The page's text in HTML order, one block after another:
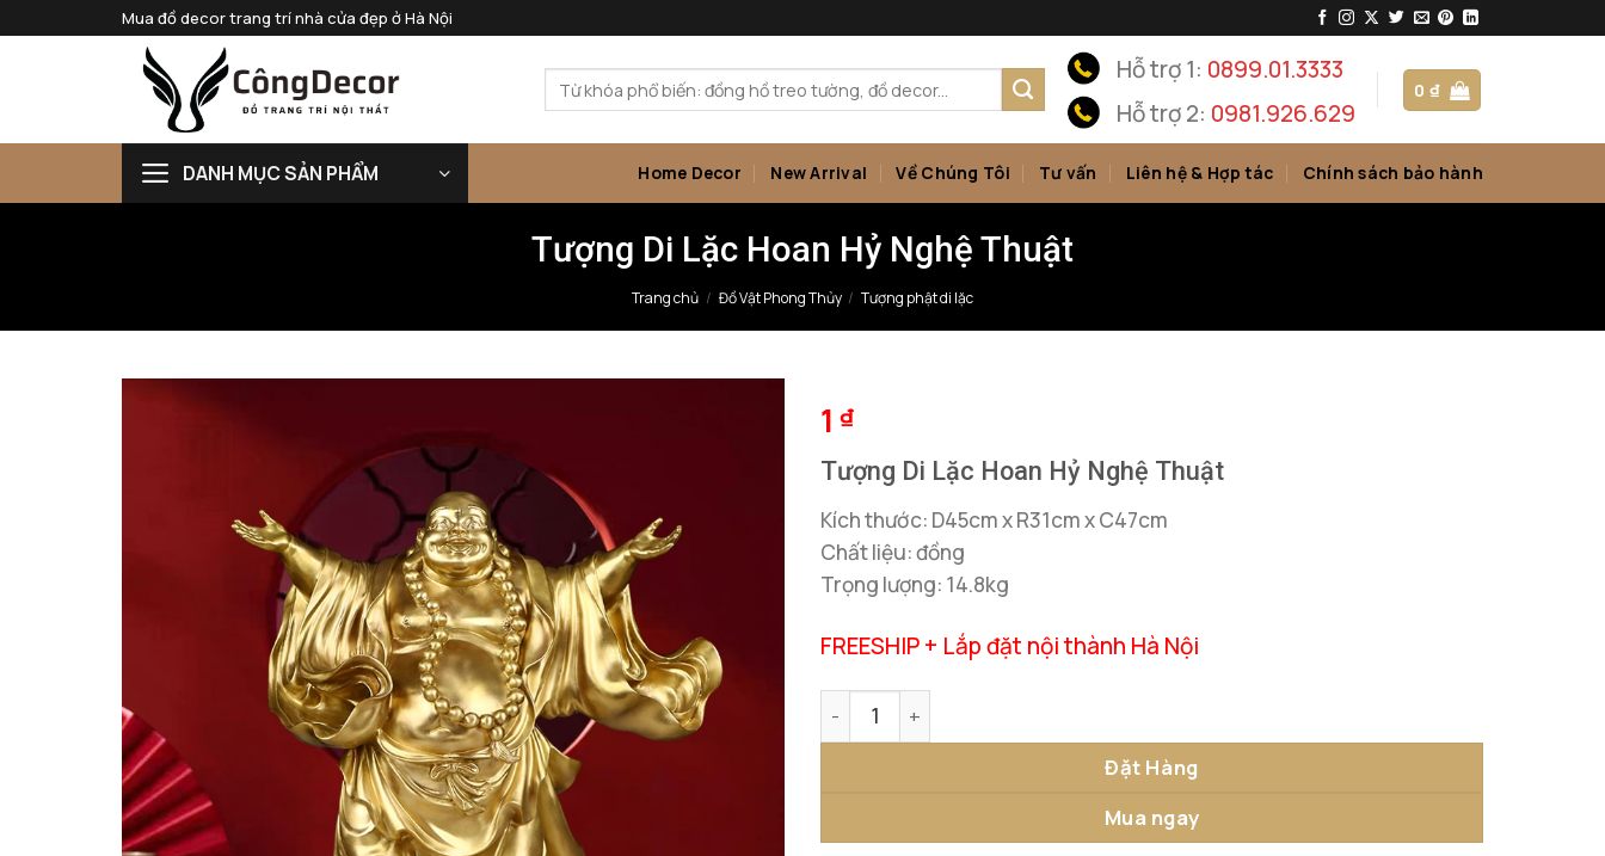
Mua đồ decor trang trí nhà cửa đẹp ở Hà Nội
kiếm:
Hỗ trợ 1: 0899.01.3333
Hỗ trợ 2: 0981.926.629
0₫
DANH MỤC SẢN PHẨM Home Decor New Arrival Về Chúng Tôi Tư vấn Liên hệ & Hợp tác Chính sách bảo hành
Tượng Di Lặc Hoan Hỷ Nghệ Thuật
Trang chủ / Đồ Vật Phong Thủy / Tượng phật di lặc
1 ₫
Tượng Di Lặc Hoan Hỷ Nghệ Thuật
Kích thước: D45cm x R31cm x C47cm
Chất liệu: đồng
Trọng lượng: 14.8kg
FREESHIP + Lắp đặt nội thành Hà Nội
Tượng Di Lặc Hoan Hỷ Nghệ Thuật số lượng
Đặt Hàng
Mua ngay